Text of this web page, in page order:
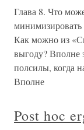
Глава 8. Что
минимизировать
Как можно из
выгоду? Вполне
полсилы, когда
Вполне
Post hoc